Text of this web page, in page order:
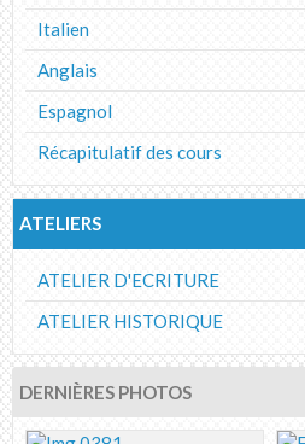
Italien
Anglais
Espagnol
Récapitulatif des cours
ATELIERS
ATELIER D'ECRITURE
ATELIER HISTORIQUE
DERNIÈRES PHOTOS